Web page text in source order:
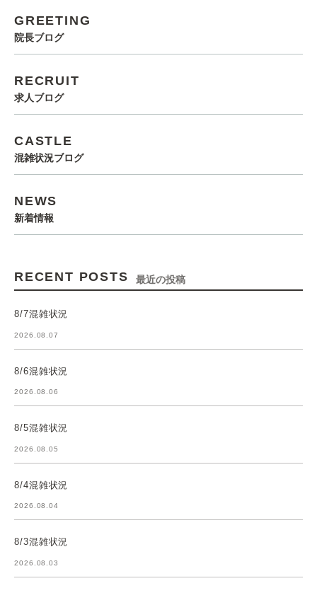
GREETING
院長ブログ
RECRUIT
求人ブログ
CASTLE
混雑状況ブログ
NEWS
新着情報
RECENT POSTS 最近の投稿
8/7混雑状況
2026.08.07
8/6混雑状況
2026.08.06
8/5混雑状況
2026.08.05
8/4混雑状況
2026.08.04
8/3混雑状況
2026.08.03